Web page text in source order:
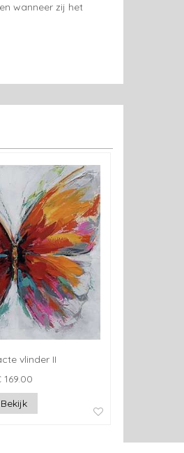
wanneer zij het
vlinder II
169.00
Bekijk